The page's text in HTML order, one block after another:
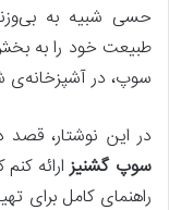
حسی شبیه به
طبیعت خود را به
سوپ، در آشپزخانه‌ی
در این نوشتار، قصد
سوپ گشنیزارائه
راهنمای کامل برای